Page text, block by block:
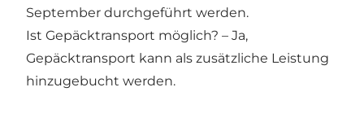
September durchgeführt werden.
Ist Gepäcktransport möglich? – Ja,
Gepäcktransport kann als zusätzliche Leistung
hinzugebucht werden.